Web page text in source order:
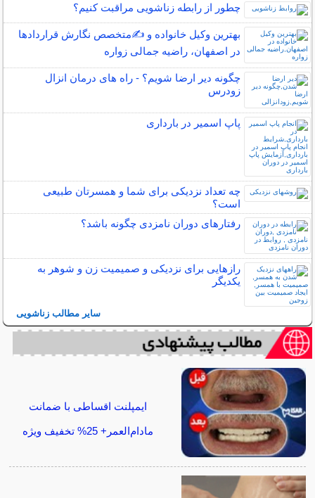
چطور از رابطه زناشویی مراقبت کنیم؟
بهترین وکیل خانواده و ✍️متخصص نگارش قراردادها
در اصفهان، راضیه جمالی زواره
چگونه دیر ارضا شویم؟ - راه های درمان انزال
زودرس
پاپ اسمیر در بارداری
چه تعداد نزدیکی برای شما و همسرتان طبیعی
است؟
رفتارهای دوران نامزدی چگونه باشد؟
رازهایی برای نزدیکی و صمیمیت زن و شوهر به
یکدیگر
سایر مطالب زناشویی
ایمپلنت اقساطی با ضمانت
مادام‌العمر+ 25% تخفیف ویژه